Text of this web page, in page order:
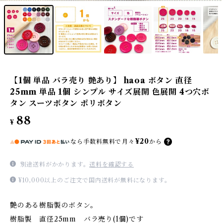
【1個 単品 バラ売り 艶あり】 haoa ボタン 直径
25mm 単品 1個 シンプル サイズ展開 色展開 4つ穴ボ
タン スーツボタン ポリボタン
¥ 88
なら 手数料無料で 月々 ¥20から
別途送料がかかります。送料を確認する
¥10,000以上のご注文で国内送料が無料になります。
艶のある樹脂製のボタン。
樹脂製 直径25mm バラ売り(1個)です